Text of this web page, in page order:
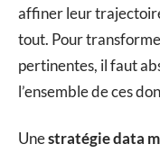
affiner leur
tout. Pour
pertinentes, il faut
l’ensemble de ces
Unestratégie data